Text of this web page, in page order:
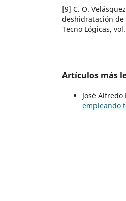
[9] C. O.
deshidratación
Tecno Lógicas,
Artículos más
José
empleando